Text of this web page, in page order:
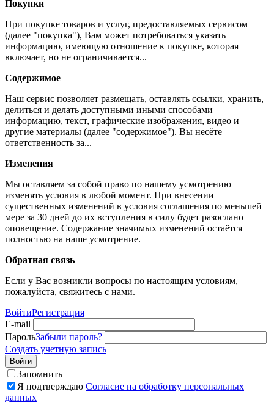
Покупки
При покупке товаров и услуг, предоставляемых сервисом
(далее "покупка"), Вам может потребоваться указать
информацию, имеющую отношение к покупке, которая
включает, но не ограничивается...
Содержимое
Наш сервис позволяет размещать, оставлять ссылки, хранить,
делиться и делать доступными иными способами
информацию, текст, графические изображения, видео и
другие материалы (далее "содержимое"). Вы несёте
ответственность за...
Изменения
Мы оставляем за собой право по нашему усмотрению
изменять условия в любой момент. При внесении
существенных изменений в условия соглашения по меньшей
мере за 30 дней до их вступления в силу будет разослано
оповещение. Содержание значимых изменений остаётся
полностью на наше усмотрение.
Обратная связь
Если у Вас возникли вопросы по настоящим условиям,
пожалуйста, свяжитесь с нами.
ВойтиРегистрация
E-mail
ПарольЗабыли пароль?
Создать учетную запись
Войти
Запомнить
Я подтверждаю Согласие на обработку персональных
данных